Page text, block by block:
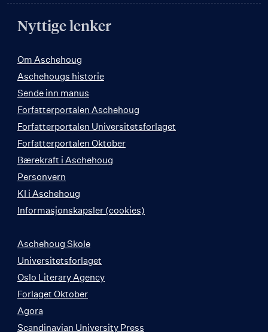
Nyttige lenker
Om Aschehoug
Aschehougs historie
Sende inn manus
Forfatterportalen Aschehoug
Forfatterportalen Universitetsforlaget
Forfatterportalen Oktober
Bærekraft i Aschehoug
Personvern
KI i Aschehoug
Informasjonskapsler (cookies)
Aschehoug Skole
Universitetsforlaget
Oslo Literary Agency
Forlaget Oktober
Agora
Scandinavian University Press